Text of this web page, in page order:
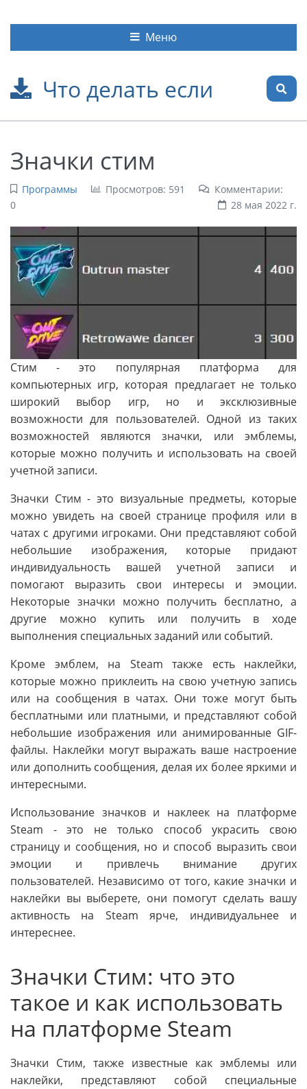
Что делать если
Меню
Значки стим
Программы Просмотров: 591
Комментарии:
0
28 мая 2022 г.
Стим - это популярная платформа для
компьютерных игр, которая предлагает не только
широкий выбор игр, но и эксклюзивные
возможности для пользователей. Одной из таких
возможностей являются значки, или эмблемы,
которые можно получить и использовать на своей
учетной записи.
Значки Стим - это визуальные предметы, которые
можно увидеть на своей странице профиля или в
чатах с другими игроками. Они представляют собой
небольшие изображения, которые придают
индивидуальность вашей учетной записи и
помогают выразить свои интересы и эмоции.
Некоторые значки можно получить бесплатно, а
другие можно купить или получить в ходе
выполнения специальных заданий или событий.
Кроме эмблем, на Steam также есть наклейки,
которые можно приклеить на свою учетную запись
или на сообщения в чатах. Они тоже могут быть
бесплатными или платными, и представляют собой
небольшие изображения или анимированные GIF-
файлы. Наклейки могут выражать ваше настроение
или дополнить сообщения, делая их более яркими и
интересными.
Использование значков и наклеек на платформе
Steam - это не только способ украсить свою
страницу и сообщения, но и способ выразить свои
эмоции и привлечь внимание других
пользователей. Независимо от того, какие значки и
наклейки вы выберете, они помогут сделать вашу
активность на Steam ярче, индивидуальнее и
интереснее.
Значки Стим: что это
такое и как использовать
на платформе Steam
Значки Стим, также известные как эмблемы или
наклейки, представляют собой специальные